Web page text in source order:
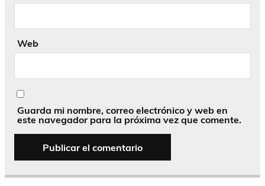
Web
Guarda mi nombre, correo electrónico y web en
este navegador para la próxima vez que comente.